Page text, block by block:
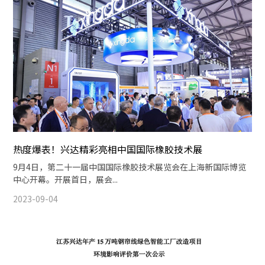
热度爆表！兴达精彩亮相中国国际橡胶技术展
9月4日，第二十一届中国国际橡胶技术展览会在上海新国际博览
中心开幕。开展首日，展会...
2023-09-04